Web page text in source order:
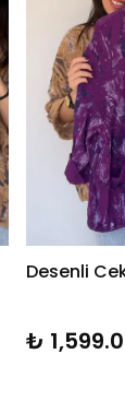
Desenli
₺